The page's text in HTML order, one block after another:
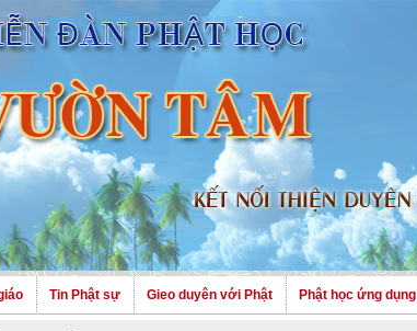
Tin Phật sự Gieo duyên với Phật Phật học ứng dụng